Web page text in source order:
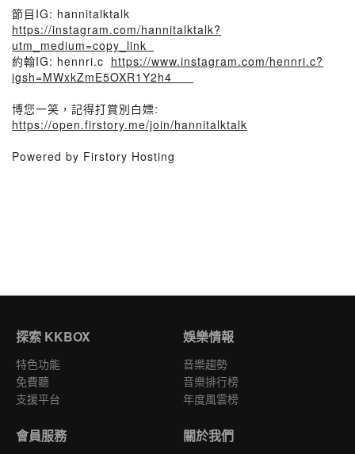
節目IG: hannitalktalk
https://instagram.com/hannitalktalk?
utm_medium=copy_link
約翰IG: hennri.c https://www.instagram.com/hennri.c?
igsh=MWxkZmE5OXR1Y2h4
博您一笑，記得打賞別白嫖:
https://open.firstory.me/join/hannitalktalk
Powered by Firstory Hosting
探索 KKBOX
特色功能
免費聽
支援平台
娛樂情報
音樂趨勢
音樂排行榜
年度風雲榜
會員服務 關於我們